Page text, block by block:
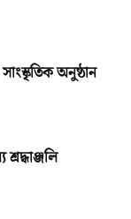
অনুষ্ঠান